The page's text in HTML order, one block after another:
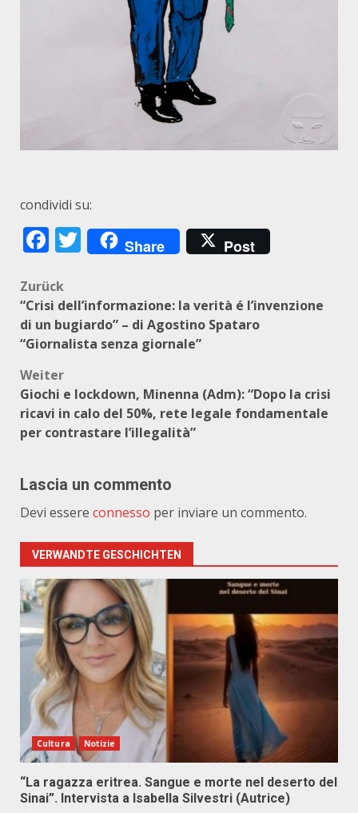
condividi su:
Facebook
Twitter
Share Post
Beitragsnavigation
Zurück
“Crisi dell’informazione: la verità é l’invenzione
di un bugiardo” – di Agostino Spataro
“Giornalista senza giornale”
Weiter
Giochi e lockdown, Minenna (Adm): “Dopo la crisi
ricavi in calo del 50%, rete legale fondamentale
per contrastare l’illegalità”
Lascia un commento
Devi essere connesso per inviare un commento.
VERWANDTE GESCHICHTEN
Cultura Notizie
“La ragazza eritrea. Sangue e morte nel deserto del
Sinai”. Intervista a Isabella Silvestri (Autrice)